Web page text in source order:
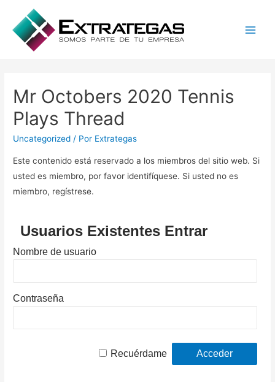
Mr Octobers 2020 Tennis
Plays Thread
Uncategorized / Por Extrategas
Este contenido está reservado a los miembros del sitio web. Si
usted es miembro, por favor identifíquese. Si usted no es
miembro, regístrese.
Usuarios Existentes Entrar
Nombre de usuario
Contraseña
Recuérdame